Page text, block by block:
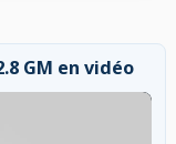
GM en vidéo